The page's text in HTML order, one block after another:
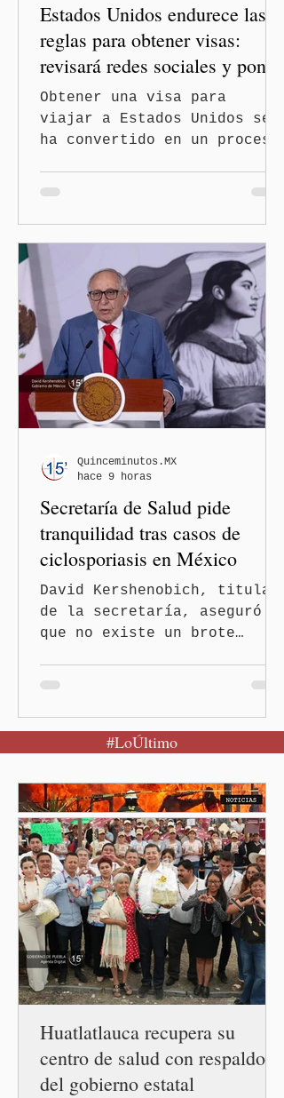
diplomáticas con el mu
Estados Unidos endurece las
reglas para obtener visas:
revisará redes sociales y pone
freno al Turismo de
Nacimiento
Obtener una visa para
viajar a Estados Unidos se
ha convertido en un proceso
Estado amplió la revisión
de la presencia digital de
los solicitantes, mientras
Washington busca cerrar el
paso al llamado “turismo de
nacimiento” y reforzar los
controles migratorios.
Secretaría de Salud pide
tranquilidad tras casos de
ciclosporiasis en México
David Kershenobich, titular
de la secretaría, aseguró
que no existe un brote
secretario de Salud
federal, David Kershenobich
exista un brote activo de
ciclosporiasis en México,
luego del incremento de
casos registrado en Estados
Unidos. Durante la
conferencia matutina en
Palacio Nacional, el
funcionario informó que en
el país únicamente se han
confirmado 33 casos de esta
enferme
Quinceminutos.MX
hace 9 horas
#LoÚltimo
Huatlatlauca recupera su
centro de salud con respaldo
del gobierno estatal